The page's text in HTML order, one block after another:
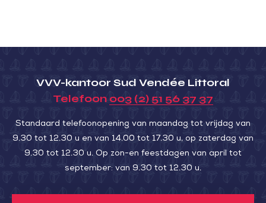
VVV-kantoor Sud Vendée Littoral
Telefoon 003 (2) 51 56 37 37
Standaard telefoonopening van maandag tot vrijdag van
9.30 tot 12.30 u en van 14.00 tot 17.30 u, op zaterdag van
9.30 tot 12.30 u. Op zon-en feestdagen van april tot
september: van 9.30 tot 12.30 u.